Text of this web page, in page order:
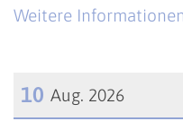
Weitere Informationen
10 Aug. 2026